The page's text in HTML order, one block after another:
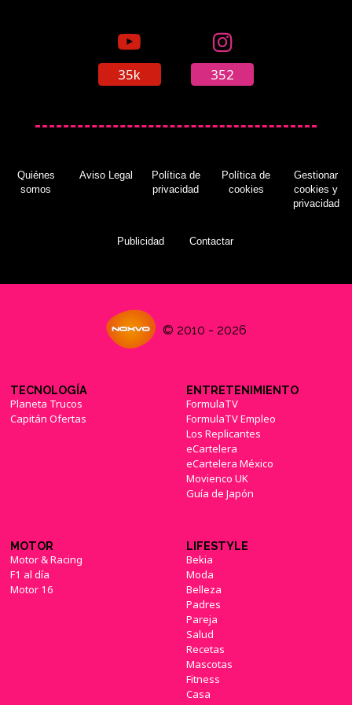
35k 352
Quiénes
somos
Aviso Legal
Política de
privacidad
Política de
cookies
Gestionar
cookies y
privacidad
Publicidad Contactar
© 2010 - 2026
TECNOLOGÍA
Planeta Trucos
Capitán Ofertas
ENTRETENIMIENTO
FormulaTV
FormulaTV Empleo
Los Replicantes
eCartelera
eCartelera México
Movienco UK
Guía de Japón
MOTOR
Motor & Racing
F1 al día
Motor 16
LIFESTYLE
Bekia
Moda
Belleza
Padres
Pareja
Salud
Recetas
Mascotas
Fitness
Casa